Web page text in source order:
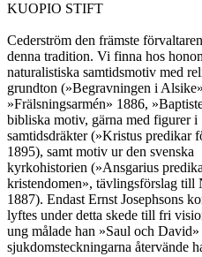
KUOPIO STIFT
Cederström den främste
denna tradition. Vi finna hos
naturalistiska samtidsmotiv med
grundton (»Begravningen i
»Frälsningsarmén» 1886,
bibliska motiv, gärna med figurer i
samtidsdräkter (»Kristus predikar
1895), samt motiv ur den svenska
kyrkohistorien (»Ansgarius
kristendomen», tävlingsförslag till
1887). Endast Ernst Josephsons
lyftes under detta skede till fri
ung målade han »Saul och
sjukdomsteckningarna återvände